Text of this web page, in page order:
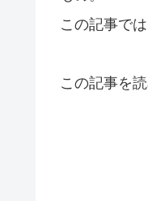
この記事で
この記事を